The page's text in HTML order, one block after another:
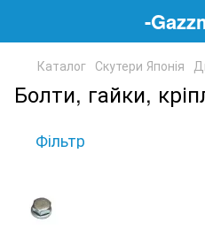
-
Каталог Скутери Японія
Болти, гайки,
Фільтр